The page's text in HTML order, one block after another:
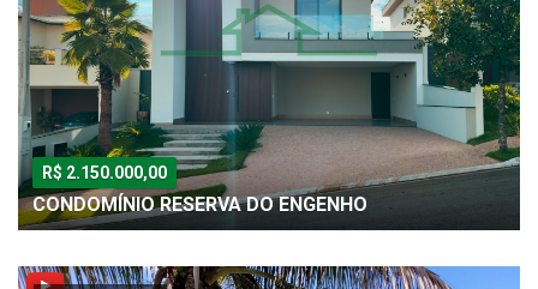
R$ 2.150.000,00
CONDOMÍNIO RESERVA DO ENGENHO